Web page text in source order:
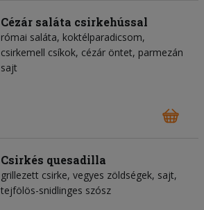
Cézár saláta csirkehússal
római saláta, koktélparadicsom,
csirkemell csíkok, cézár öntet, parmezán
sajt
Csirkés quesadilla
grillezett csirke, vegyes zöldségek, sajt,
tejfölös-snidlinges szósz